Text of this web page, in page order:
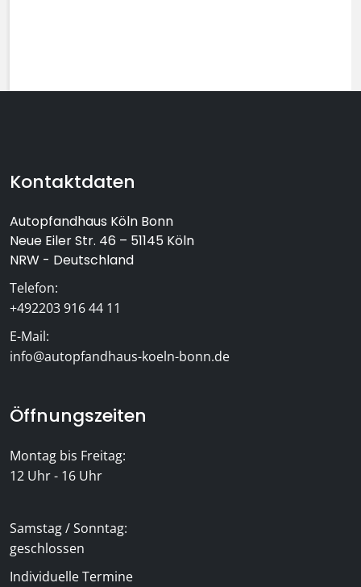
Kontaktdaten
Autopfandhaus Köln Bonn
Neue Eiler Str. 46 – 51145 Köln
NRW - Deutschland
Telefon:
+492203 916 44 11
E-Mail:
info@autopfandhaus-koeln-bonn.de
Öffnungszeiten
Montag bis Freitag:
12 Uhr - 16 Uhr
Samstag / Sonntag:
geschlossen
Individuelle Termine